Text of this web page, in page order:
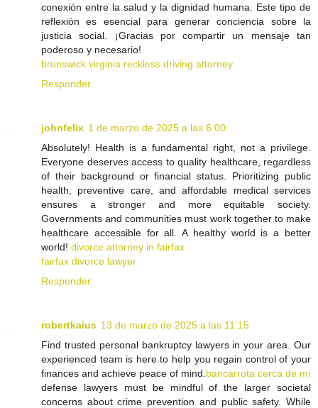
conexión entre la salud y la dignidad humana. Este tipo de
reflexión es esencial para generar conciencia sobre la
justicia social. ¡Gracias por compartir un mensaje tan
poderoso y necesario!
brunswick virginia reckless driving attorney
Responder
johnfelix 1 de marzo de 2025 a las 6:00
Absolutely! Health is a fundamental right, not a privilege.
Everyone deserves access to quality healthcare, regardless
of their background or financial status. Prioritizing public
health, preventive care, and affordable medical services
ensures a stronger and more equitable society.
Governments and communities must work together to make
healthcare accessible for all. A healthy world is a better
world! divorce attorney in fairfax
fairfax divorce lawyer
Responder
robertkaius 13 de marzo de 2025 a las 11:15
Find trusted personal bankruptcy lawyers in your area. Our
experienced team is here to help you regain control of your
finances and achieve peace of mind. bancarrota cerca de mí
defense lawyers must be mindful of the larger societal
concerns about crime prevention and public safety. While